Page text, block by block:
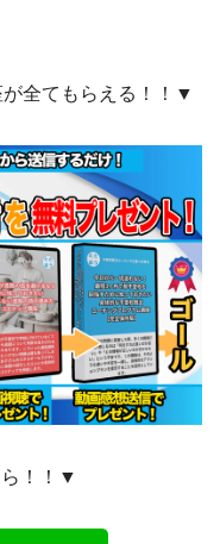
全てもらえる！！▼
！！▼